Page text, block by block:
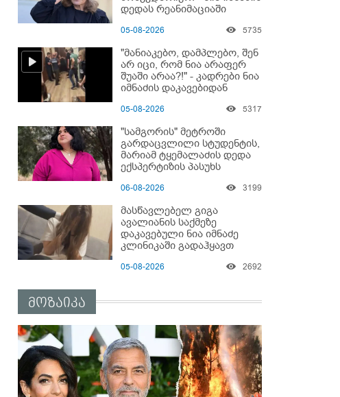
დედას რეანიმაციაში
შვილი არ უნახავს” - გიგა
კომენტარი
05-08-2026 5735
"მანიაკებო, დამპლებო, შენ
არ იცი, რომ ნია არაფერ
შუაში არაა?!" - კადრები ნია
იმნაძის დაკავებიდან
05-08-2026 5317
"სამგორის" მეტროში
გარდაცვლილი სტუდენტის,
მარიამ ტყემალაძის დედა
ექსპერტიზის პასუხს
გოგონას გარდაცვალების
06-08-2026 3199
მასწავლებელ გიგა
ავალიანის საქმეზე
დაკავებული ნია იმნაძე
კლინიკაში გადაჰყავთ
05-08-2026 2692
მოზაიკა